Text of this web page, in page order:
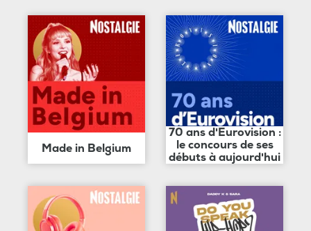
Made in Belgium
70 ans d'Eurovision :
le concours de ses
débuts à aujourd'hui